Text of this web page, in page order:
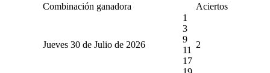
Combinación ganadora Aciertos
Jueves 30 de Julio de 2026
1
3
9
11
17
2